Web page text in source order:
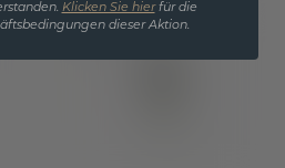
Klicken Sie hierfür die
dieser Aktion.